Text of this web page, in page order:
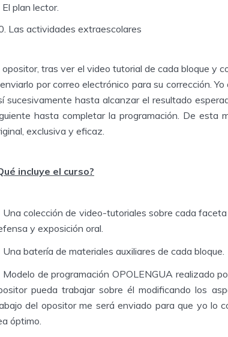
El plan lector.
Las actividades extraescolares
opositor, tras ver el video tutorial de cada bloque y
por correo electrónico para su corrección.
sucesivamente hasta alcanzar el resultado
hasta completar la programación. De esta
exclusiva y eficaz.
incluye el curso?
Una colección de video-tutoriales sobre cada
y exposición oral.
Una batería de materiales auxiliares de cada bloque.
Modelo de programación OPOLENGUA realizado
pueda trabajar sobre él modificando los
del opositor me será enviado para que yo lo
óptimo.